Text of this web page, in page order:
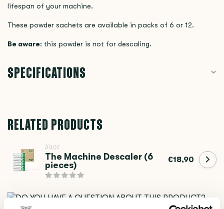
lifespan of your machine.
These powder sachets are available in packs of 6 or 12.
Be aware: this powder is not for descaling.
SPECIFICATIONS
RELATED PRODUCTS
Sage
The Machine Descaler (6
pieces)
€18,90